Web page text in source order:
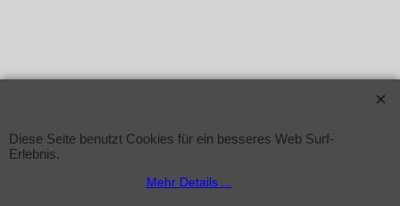
Diese Seite benutzt Cookies für ein besseres Web Surf-
Erlebnis.
Mehr Details ...